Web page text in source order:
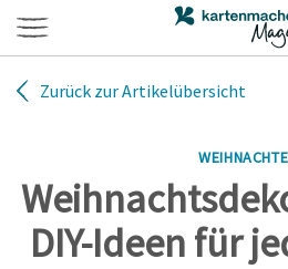
Babynamen
Zurück zur Artikelübersicht
DIY-Ideen für